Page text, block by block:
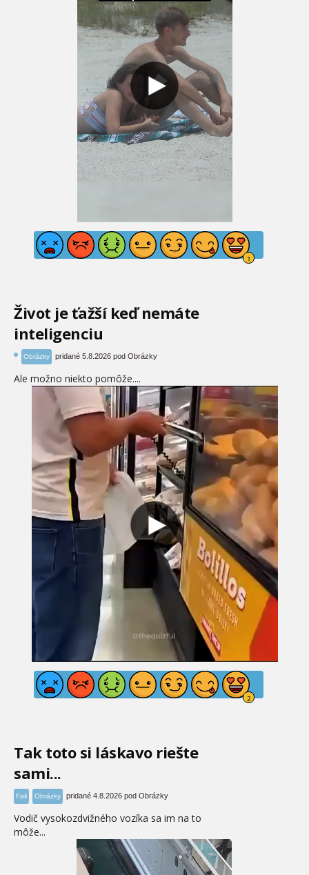
Život je ťažší keď nemáte
inteligenciu
Obrázky pridané 5.8.2026 pod Obrázky
Ale možno niekto pomôže....
Tak toto si láskavo riešte
sami...
Fail Obrázky pridané 4.8.2026 pod Obrázky
Vodič vysokozdvižného vozíka sa im na to
môže...